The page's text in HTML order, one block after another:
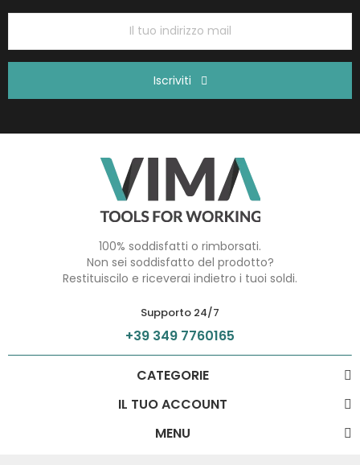
Iscriviti
100% soddisfatti o rimborsati.
Non sei soddisfatto del prodotto?
Restituiscilo e riceverai indietro i tuoi soldi.
Supporto 24/7
+39 349 7760165
CATEGORIE
IL TUO ACCOUNT
MENU